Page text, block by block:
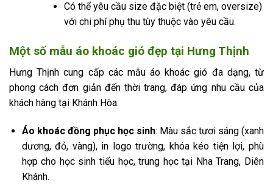
Có thể yêu cầu size đặc biệt (trẻ em, oversize)
với chi phí phụ thu tùy thuộc vào yêu cầu.
Một số mẫu áo khoác gió đẹp tại Hưng Thịnh
Hưng Thịnh cung cấp các mẫu áo khoác gió đa dạng, từ
phong cách đơn giản đến thời trang, đáp ứng nhu cầu của
khách hàng tại Khánh Hòa:
Áo khoác đồng phục học sinh: Màu sắc tươi sáng (xanh
dương, đỏ, vàng), in logo trường, khóa kéo tiện lợi, phù
hợp cho học sinh tiểu học, trung học tại Nha Trang, Diên
Khánh.